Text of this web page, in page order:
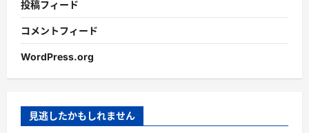
投稿フィード
コメントフィード
WordPress.org
見逃したかもしれません